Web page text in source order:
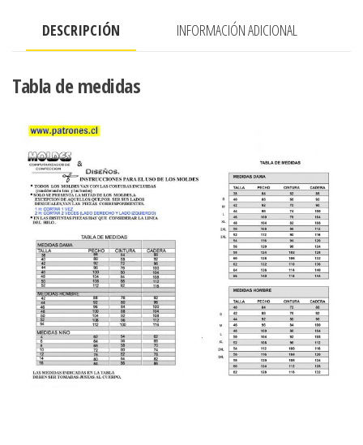
DESCRIPCIÓN INFORMACIÓN ADICIONAL
Tabla de medidas